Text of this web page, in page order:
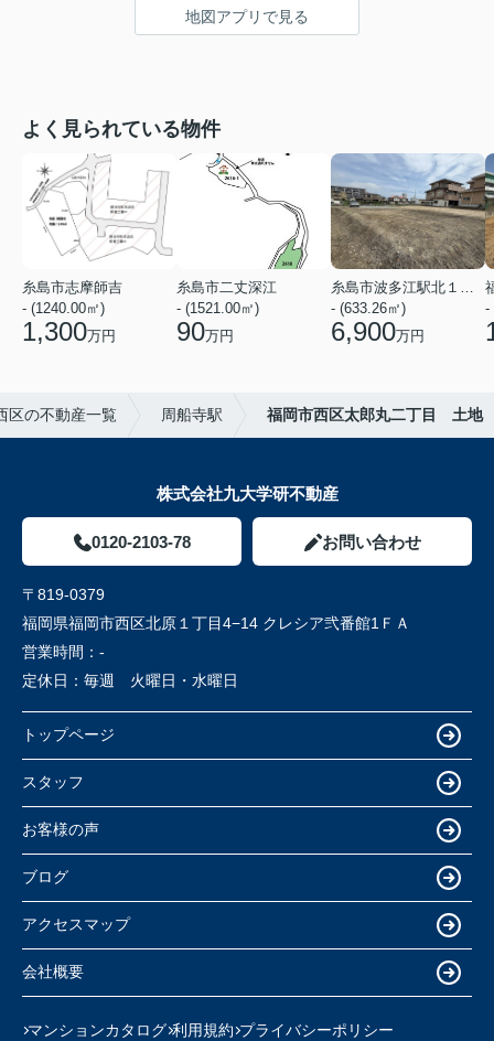
地図アプリで見る
よく見られている物件
糸島市志摩師吉
- (1240.00㎡)
1,300万円
糸島市二丈深江
- (1521.00㎡)
90万円
- (633.26㎡)
6,900万円
-
区の不動産一覧 周船寺駅 福岡市西区太郎丸二丁目 土地
株式会社九大学研不動産
0120-2103-78 お問い合わせ
〒819-0379
福岡県福岡市西区北原１丁目4−14 クレシア弐番館1ＦＡ
営業時間： -
定休日： 毎週 火曜日・水曜日
トップページ
スタッフ
お客様の声
ブログ
アクセスマップ
会社概要
マンションカタログ 利用規約 プライバシーポリシー